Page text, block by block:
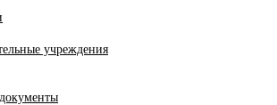
учреждения